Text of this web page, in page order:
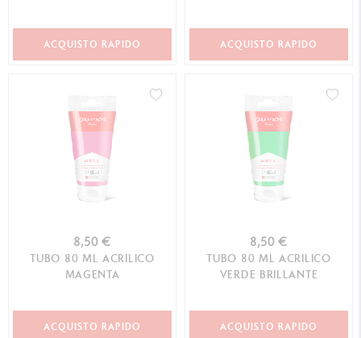
ACQUISTO RAPIDO ACQUISTO RAPIDO
8,50 €
TUBO 80 ML ACRILICO
MAGENTA
ACQUISTO RAPIDO
8,50 €
TUBO 80 ML ACRILICO
VERDE BRILLANTE
ACQUISTO RAPIDO